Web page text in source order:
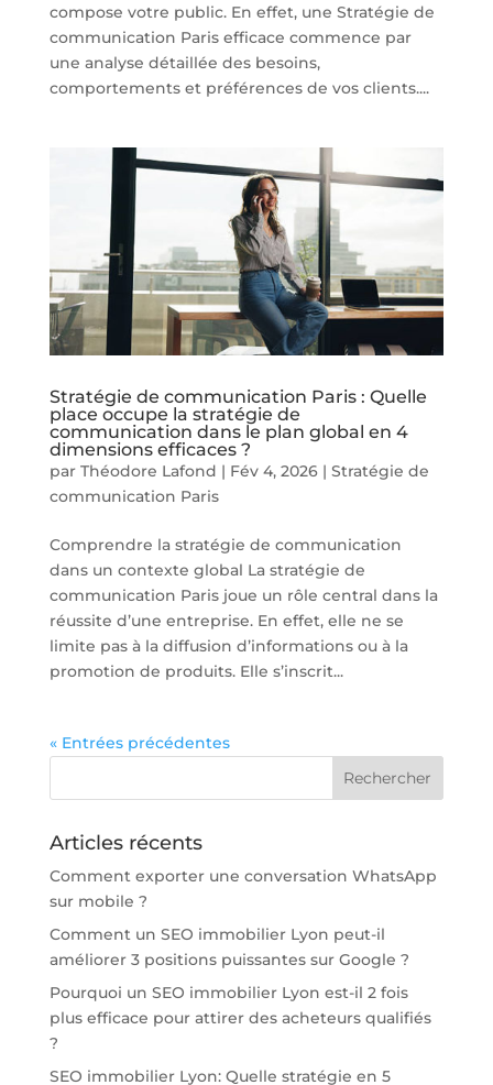
compose votre public. En effet, une Stratégie de
communication Paris efficace commence par
une analyse détaillée des besoins,
comportements et préférences de vos clients....
Stratégie de communication Paris : Quelle
place occupe la stratégie de
communication dans le plan global en 4
dimensions efficaces ?
par Théodore Lafond | Fév 4, 2026| Stratégie de
communication Paris
Comprendre la stratégie de communication
dans un contexte global La stratégie de
communication Paris joue un rôle central dans la
réussite d’une entreprise. En effet, elle ne se
limite pas à la diffusion d’informations ou à la
promotion de produits. Elle s’inscrit...
« Entrées précédentes
Articles récents
Comment exporter une conversation WhatsApp
sur mobile ?
Comment un SEO immobilier Lyon peut-il
améliorer 3 positions puissantes sur Google ?
Pourquoi un SEO immobilier Lyon est-il 2 fois
plus efficace pour attirer des acheteurs qualifiés
?
SEO immobilier Lyon: Quelle stratégie en 5